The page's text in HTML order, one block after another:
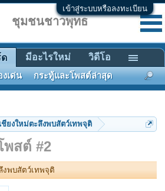
เข้าสู่ระบบหรือลงทะเบียน
ชียงใหม่ตะลึงพบสัตว์เทพจุติ
พสต์ #2
งพบสัตว์เทพจุติ
ชุมชนชาวพุทธ
ด
งเด่น กระทู้และโพสต์ล่าสุด
มีอะไรใหม่ วิดีโอ